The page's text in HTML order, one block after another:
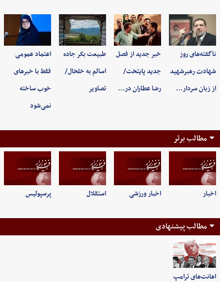
ناگفته‌های روز
شهادت رهبرشهید
از زبان سردار…
خبر جدید از فصل
جدید پایتخت/
رضا عطاران در…
طبیعت بکر جاده
اسالم به خلخال/
تصاویر
اعتماد عمومی
فقط با خبرهای
خوب ساخته
نمی‌شود
مطالب برتر
اخبار اخبار ورزشی استقلال پرسپولیس
مطالب پیشنهادی
اهانت‌های ترامپ